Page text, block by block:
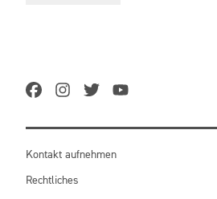
Kontakt aufnehmen
Rechtliches